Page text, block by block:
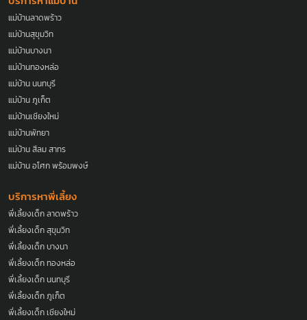
แม่บ้านลาดพร้าว
แม่บ้านสุขุมวิท
แม่บ้านบางนา
แม่บ้านทองหล่อ
แม่บ้าน นนทบุรี
แม่บ้าน ภูเก็ต
แม่บ้านเชียงใหม่
แม่บ้านพัทยา
แม่บ้าน สีลม สาทร
แม่บ้าน อโศก พร้อมพงษ์
บริการหาพี่เลี้ยง
พี่เลี้ยงเด็ก ลาดพร้าว
พี่เลี้ยงเด็ก สุขุมวิท
พี่เลี้ยงเด็ก บางนา
พี่เลี้ยงเด็ก ทองหล่อ
พี่เลี้ยงเด็ก นนทบุรี
พี่เลี้ยงเด็ก ภูเก็ต
พี่เลี้ยงเด็ก เชียงใหม่